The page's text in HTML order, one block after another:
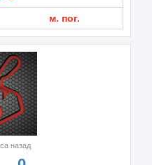
м. пог.
назад